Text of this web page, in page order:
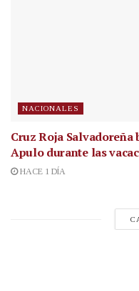
NACIONALES
Cruz Roja Salvadoreña
Apulo durante las
HACE 1 DÍA